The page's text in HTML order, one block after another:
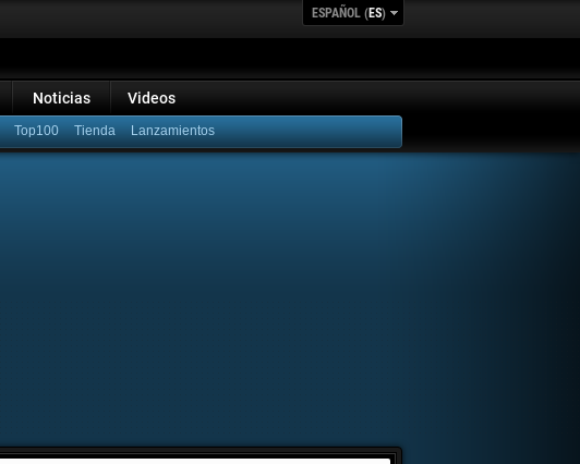
ESPAÑOL (ES)
Noticias Videos
Top100 Lanzamientos